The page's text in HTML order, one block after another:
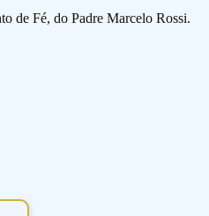
de Fé, do Padre Marcelo Rossi.